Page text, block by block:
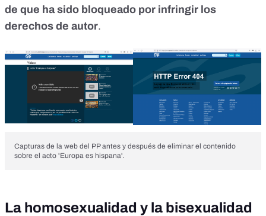
de que ha sido bloqueado por infringir los
derechos de autor.
Capturas de la web del PP antes y después de eliminar el contenido
sobre el acto 'Europa es hispana'.
La homosexualidad y la bisexualidad